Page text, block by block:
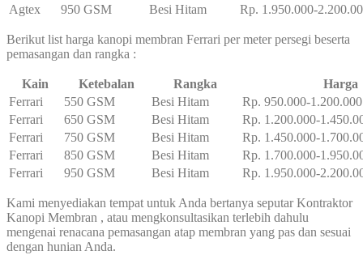
Agtex
950 GSM Besi Hitam Rp. 1.950.000-
Berikut list harga kanopi membran Ferrari per meter persegi beserta
pemasangan dan rangka :
Kain Ketebalan Rangka
Harga
Ferrari
550 GSM Besi Hitam
Rp. 950.000-1.200.000
Ferrari
650 GSM Besi Hitam
Rp. 1.200.000-
Ferrari
750 GSM Besi Hitam
Rp. 1.450.000-
Ferrari
850 GSM Besi Hitam
Rp. 1.700.000-
Ferrari
950 GSM Besi Hitam Rp. 1.950.000-
Kami menyediakan tempat untuk Anda bertanya seputar Kontraktor
Kanopi Membran , atau mengkonsultasikan terlebih dahulu
mengenai renacana pemasangan atap membran yang pas dan sesuai
dengan hunian Anda.